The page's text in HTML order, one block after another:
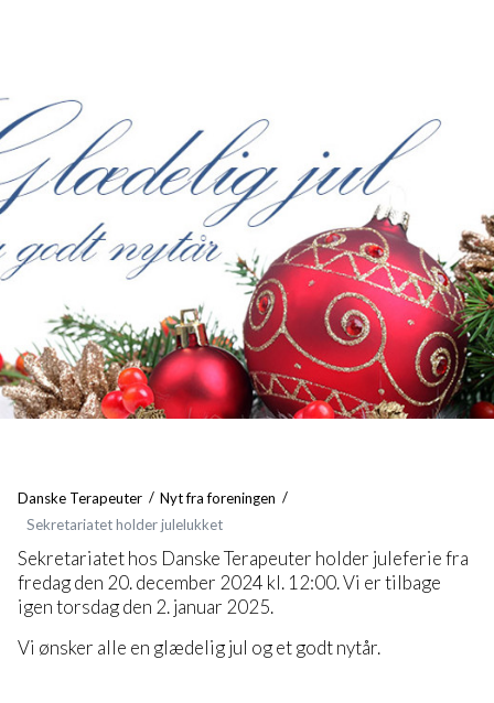
Danske Terapeuter
Nyt fra foreningen
Sekretariatet holder julelukket
Sekretariatet hos Danske Terapeuter holder juleferie fra
fredag den 20. december 2024 kl. 12:00. Vi er tilbage
igen torsdag den 2. januar 2025.
Vi ønsker alle en glædelig jul og et godt nytår.